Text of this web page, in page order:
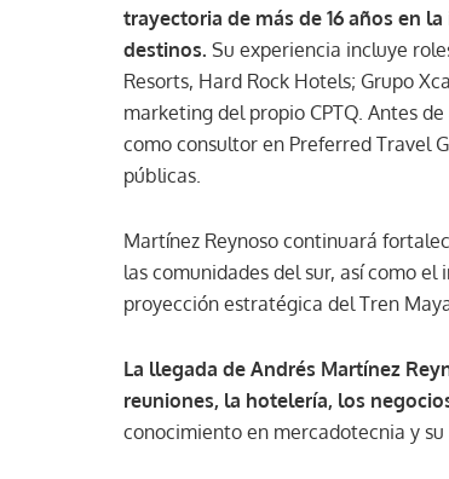
trayectoria de más de 16 años en
destinos. Su experiencia incluye
Resorts, Hard Rock Hotels; Grupo
marketing del propio CPTQ. Antes
como consultor en Preferred Travel
públicas.
Martínez Reynoso continuará
las comunidades del sur, así como
proyección estratégica del Tren
La llegada de Andrés Martínez
reuniones, la hotelería, los
conocimiento en mercadotecnia y